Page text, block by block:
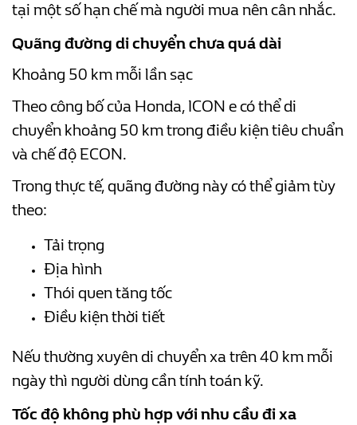
tại một số hạn chế mà người mua nên cân nhắc.
Quãng đường di chuyển chưa quá dài
Khoảng 50 km mỗi lần sạc
Theo công bố của Honda, ICON e có thể di
chuyển khoảng 50 km trong điều kiện tiêu chuẩn
và chế độ ECON.
Trong thực tế, quãng đường này có thể giảm tùy
theo:
Tải trọng
Địa hình
Thói quen tăng tốc
Điều kiện thời tiết
Nếu thường xuyên di chuyển xa trên 40 km mỗi
ngày thì người dùng cần tính toán kỹ.
Tốc độ không phù hợp với nhu cầu đi xa